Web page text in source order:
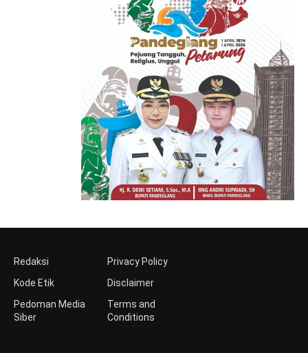
Redaksi
Kode Etik
Pedoman Media
Siber
Privacy Policy
Disclaimer
Terms and
Conditions